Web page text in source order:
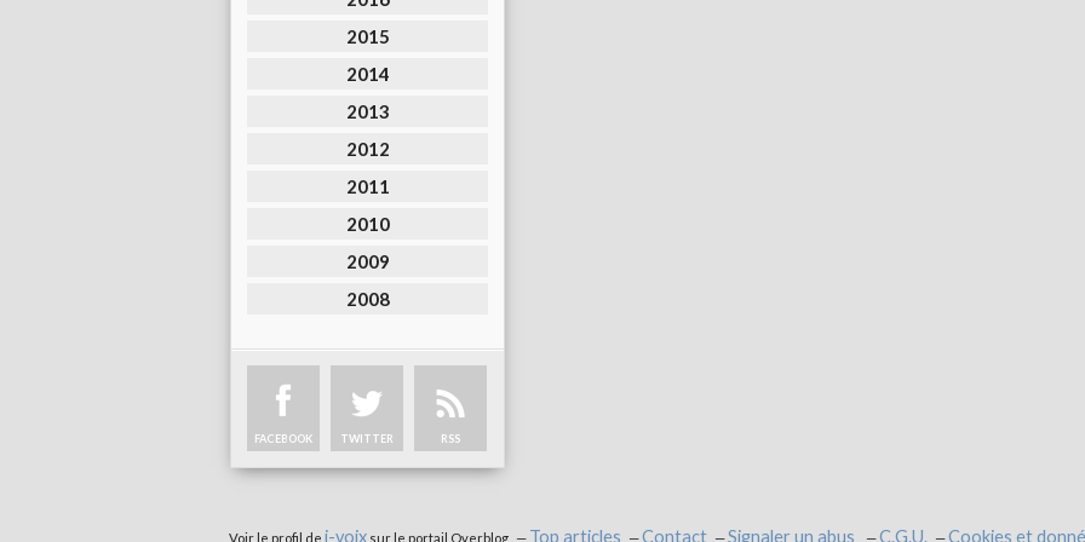
2015
2014
2013
2012
2011
2010
2009
2008
FACEBOOK TWITTER RSS
Voir le profil de i-voixsur le portail Overblog Top articles Contact Signaler un abus C.G.U. Cookies et